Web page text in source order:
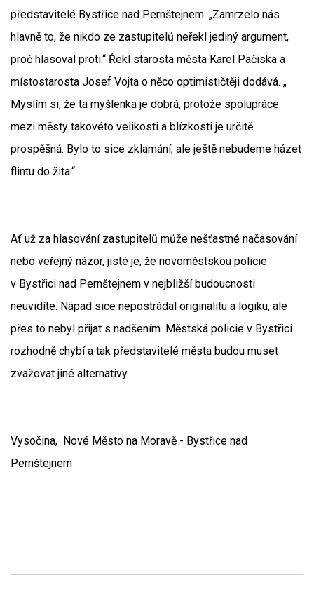
představitelé Bystřice nad Pernštejnem. „Zamrzelo nás
hlavně to, že nikdo ze zastupitelů neřekl jediný argument,
proč hlasoval proti.“ Řekl starosta města Karel Pačiska a
místostarosta Josef Vojta o něco optimističtěji dodává. „
Myslím si, že ta myšlenka je dobrá, protože spolupráce
mezi městy takovéto velikosti a blízkosti je určitě
prospěšná. Bylo to sice zklamání, ale ještě nebudeme házet
flintu do žita.“
Ať už za hlasování zastupitelů může nešťastné načasování
nebo veřejný názor, jisté je, že novoměstskou policie
v Bystřici nad Pernštejnem v nejbližší budoucnosti
neuvidíte. Nápad sice nepostrádal originalitu a logiku, ale
přes to nebyl přijat s nadšením. Městská policie v Bystřici
rozhodně chybí a tak představitelé města budou muset
zvažovat jiné alternativy.
Vysočina, Nové Město na Moravě - Bystřice nad
Pernštejnem